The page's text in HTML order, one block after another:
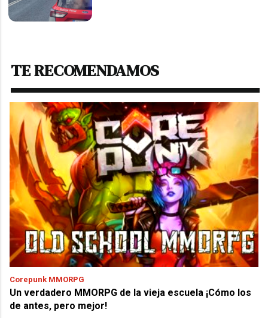
TE RECOMENDAMOS
Corepunk MMORPG
Un verdadero MMORPG de la vieja escuela ¡Cómo los
de antes, pero mejor!